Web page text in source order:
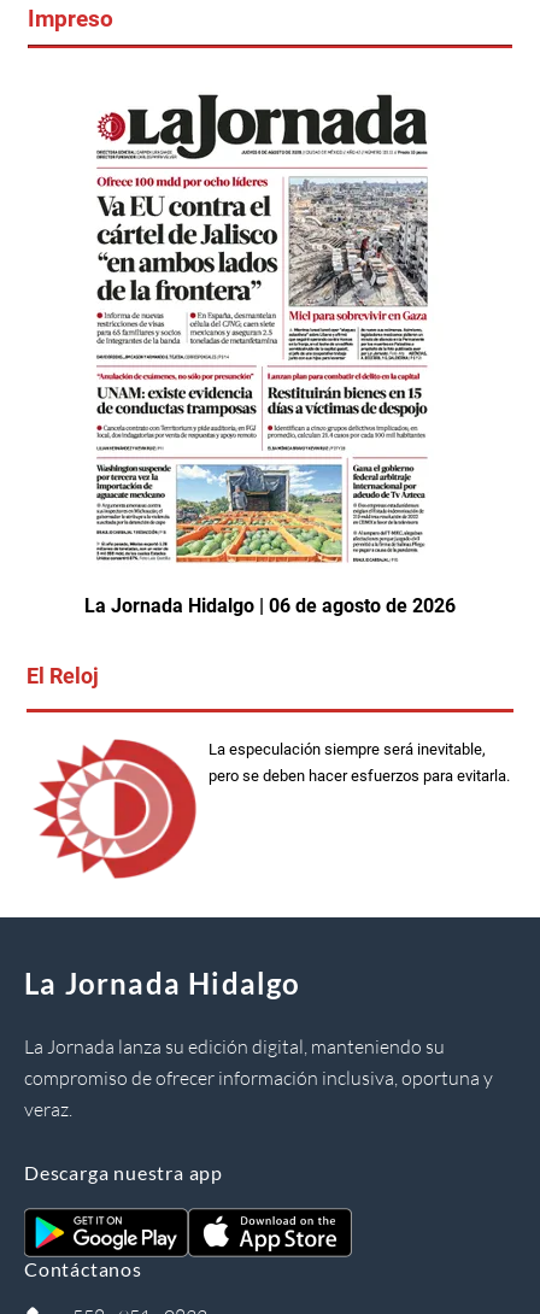
Impreso
La Jornada Hidalgo | 06 de agosto de 2026
El Reloj
La especulación siempre será inevitable,
pero se deben hacer esfuerzos para evitarla.
La Jornada Hidalgo
La Jornada lanza su edición digital, manteniendo su
compromiso de ofrecer información inclusiva, oportuna y
veraz.
Descarga nuestra app
Contáctanos